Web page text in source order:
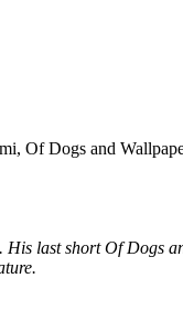
Of Dogs and
last short Of Dogs